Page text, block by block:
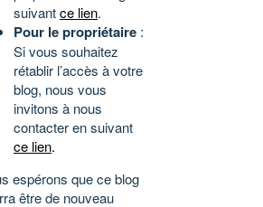
suivantce lien.
Pour le propriétaire :
Si vous souhaitez
rétablir l’accès à votre
blog, nous vous
invitons à nous
contacter en suivant
ce lien.
espérons que ce blog
être de nouveau